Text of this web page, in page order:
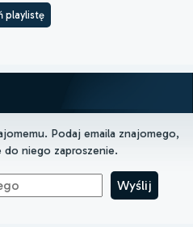
playlistę
Podaj emaila znajomego,
do niego zaproszenie.